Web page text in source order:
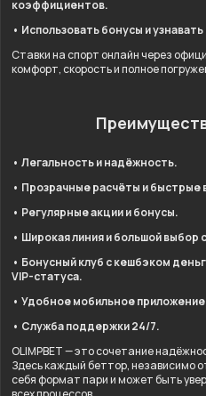
коэффициентов.
• Использовать бонусы и
Ставки на спорт онлайн через
комфорт, скорость и полное
• Легальность и надёжность.
• Прозрачные расчёты и быстрые
• Регулярные акции и бонусы.
• Широкая линия и большой выбор
• Бонусный клуб с кешбэком
VIP-статуса.
• Удобное мобильное
• Служба поддержки 24/7.
OLIMPBET — это сочетание
Здесь каждый беттор, независимо
себя формат пари и может быть